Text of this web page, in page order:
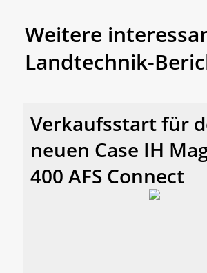
Weitere
Landtechnik-
Verkaufsstart für
neuen Case IH
400 AFS Connect